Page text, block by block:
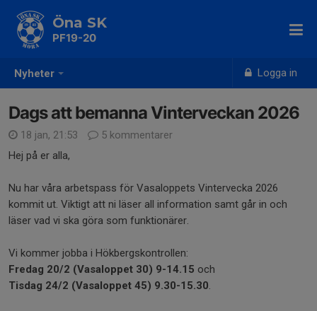
Nyheter Logga in
Öna SK
PF19-20
Dags att bemanna Vinterveckan 2026
18 jan, 21:53
5 kommentarer
Hej på er alla,
Nu har våra arbetspass för Vasaloppets Vintervecka 2026
kommit ut. Viktigt att ni läser all information samt går in och
läser vad vi ska göra som funktionärer.
Vi kommer jobba i Hökbergskontrollen:
Fredag 20/2 (Vasaloppet 30) 9-14.15 och
Tisdag 24/2 (Vasaloppet 45) 9.30-15.30.